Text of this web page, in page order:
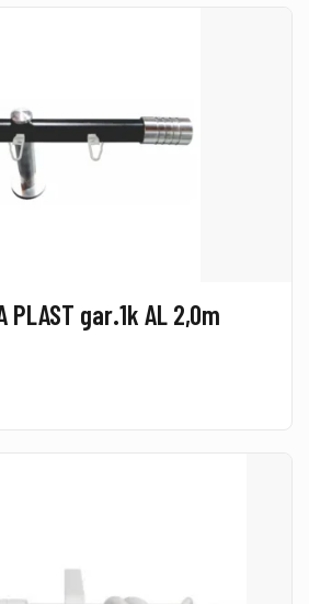
PLAST gar.1k AL 2,0m